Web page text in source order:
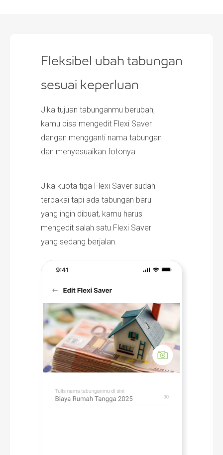
Fleksibel ubah tabungan
sesuai keperluan
Jika tujuan tabunganmu berubah,
kamu bisa mengedit Flexi Saver
dengan mengganti nama tabungan
dan menyesuaikan fotonya.
Jika kuota tiga Flexi Saver sudah
terpakai tapi ada tabungan baru
yang ingin dibuat, kamu harus
mengedit salah satu Flexi Saver
yang sedang berjalan.